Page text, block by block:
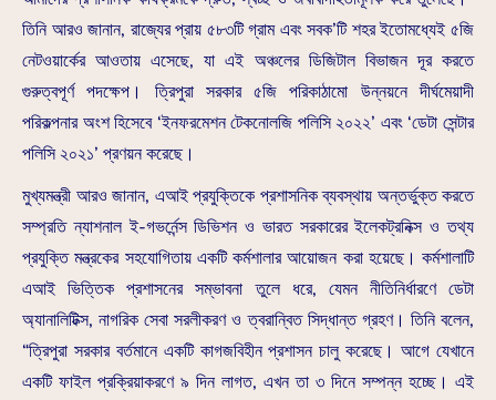
তিনি আরও জানান, রাজ্যের প্রায় ৫৮৩টি গ্রাম এবং সবক’টি শহর ইতোমধ্যেই ৫জি
নেটওয়ার্কের আওতায় এসেছে, যা এই অঞ্চলের ডিজিটাল বিভাজন দূর করতে
গুরুত্বপূর্ণ পদক্ষেপ। ত্রিপুরা সরকার ৫জি পরিকাঠামো উন্নয়নে দীর্ঘমেয়াদী
পরিকল্পনার অংশ হিসেবে ‘ইনফরমেশন টেকনোলজি পলিসি ২০২২’ এবং ‘ডেটা সেন্টার
পলিসি ২০২১’ প্রণয়ন করেছে।
মুখ্যমন্ত্রী আরও জানান, এআই প্রযুক্তিকে প্রশাসনিক ব্যবস্থায় অন্তর্ভুক্ত করতে
সম্প্রতি ন্যাশনাল ই-গভর্নেন্স ডিভিশন ও ভারত সরকারের ইলেকট্রনিক্স ও তথ্য
প্রযুক্তি মন্ত্রকের সহযোগিতায় একটি কর্মশালার আয়োজন করা হয়েছে। কর্মশালাটি
এআই ভিত্তিক প্রশাসনের সম্ভাবনা তুলে ধরে, যেমন নীতিনির্ধারণে ডেটা
অ্যানালিটিক্স, নাগরিক সেবা সরলীকরণ ও ত্বরান্বিত সিদ্ধান্ত গ্রহণ। তিনি বলেন,
“ত্রিপুরা সরকার বর্তমানে একটি কাগজবিহীন প্রশাসন চালু করেছে। আগে যেখানে
একটি ফাইল প্রক্রিয়াকরণে ৯ দিন লাগত, এখন তা ৩ দিনে সম্পন্ন হচ্ছে। এই